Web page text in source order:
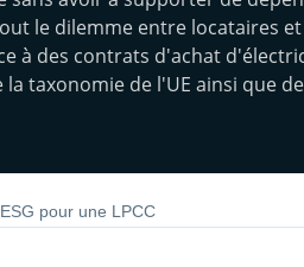
le dilemme entre locataires
à des contrats d'achat
taxonomie de l'UE ainsi que
pour une LPCC